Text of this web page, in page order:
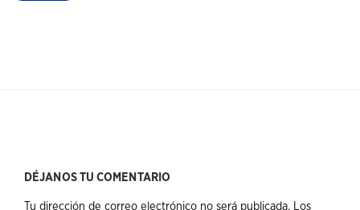
DÉJANOS TU COMENTARIO
Tu dirección de correo electrónico no será publicada. Los